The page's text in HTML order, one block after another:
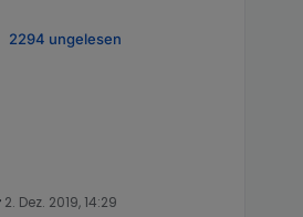
2294 ungelesen
2. Dez. 2019, 14:29